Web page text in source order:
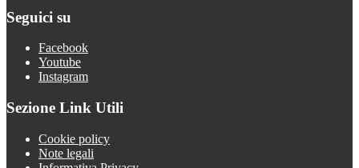
Seguici su
Facebook
Youtube
Instagram
Sezione Link Utili
Cookie policy
Note legali